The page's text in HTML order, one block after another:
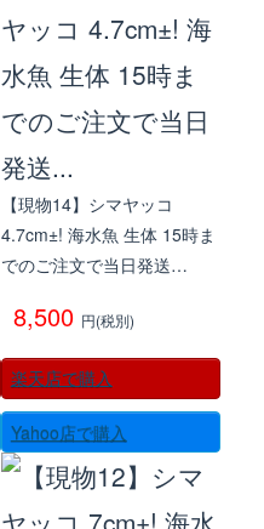
【現物14】シマヤッコ
4.7cm±! 海水魚 生体 15時ま
でのご注文で当日発送…
8,500 円(税別)
楽天店で購入
Yahoo店で購入